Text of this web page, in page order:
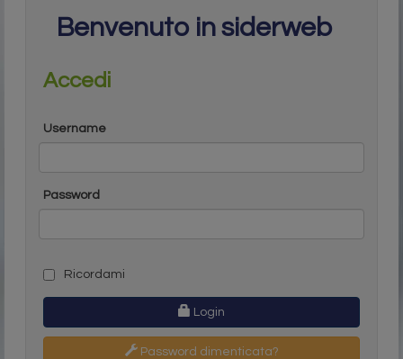
Benvenuto in siderweb
Accedi
Username
Password
Ricordami
Login
Password dimenticata?